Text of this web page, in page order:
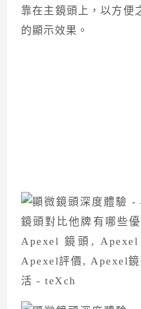
靠在主鏡頭上，以方便
的顯示效果。